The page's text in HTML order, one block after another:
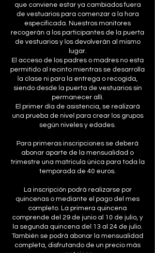
que conviene estar ya cambiados fuera
de vestuarios para comenzar a la hora
especificada. Nuestros monitores
recogerán a los participantes de la puerta
de vestuarios y los devolverán al mismo
lugar.
El acceso de los padres o madres no esta
permitido al recinto mientras se desarrolla
la clase ni para la entrega o recogida,
siendo desde la puerta de vestuarios sin
permanecer allí.
El primer día de asistencia, se realizará
una prueba de nivel para crear los grupos
según niveles y edades.
Para primeras inscripciones se deberá
abonar aparte de la mensualidad o
trimestre una matricula única para toda la
temporada de 40 euros.
La inscripción podrá realizarse por
quincenas o mediante el pago del mes
completo. La primera quincena
comprende del 29 de junio al 10 de julio, y
la segunda quincena del 13 al 24 de julio.
También se podrá abonar la mensualidad
completa, disfrutando de un precio más